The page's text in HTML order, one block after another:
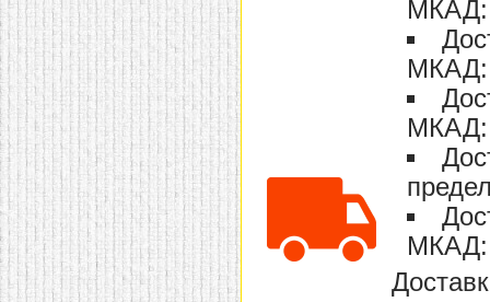
домашнем использовании.
Эта мебель имеет
некоторые преимущества
перед той же стенкой для
гостиной, к примеру,
поскольку она более
легкая и не загромождает
пространство. В спальне
этот предмет можно
поставить у изголовья
кровати, чтобы заполнить
пустующее там
место. Также стеллажи
очень часто используют в
качестве разграничителей
комнаты, например, на
рабочую зону и
пространство для отдыха.
МКАД:
МКАД:
МКАД:
МКАД: